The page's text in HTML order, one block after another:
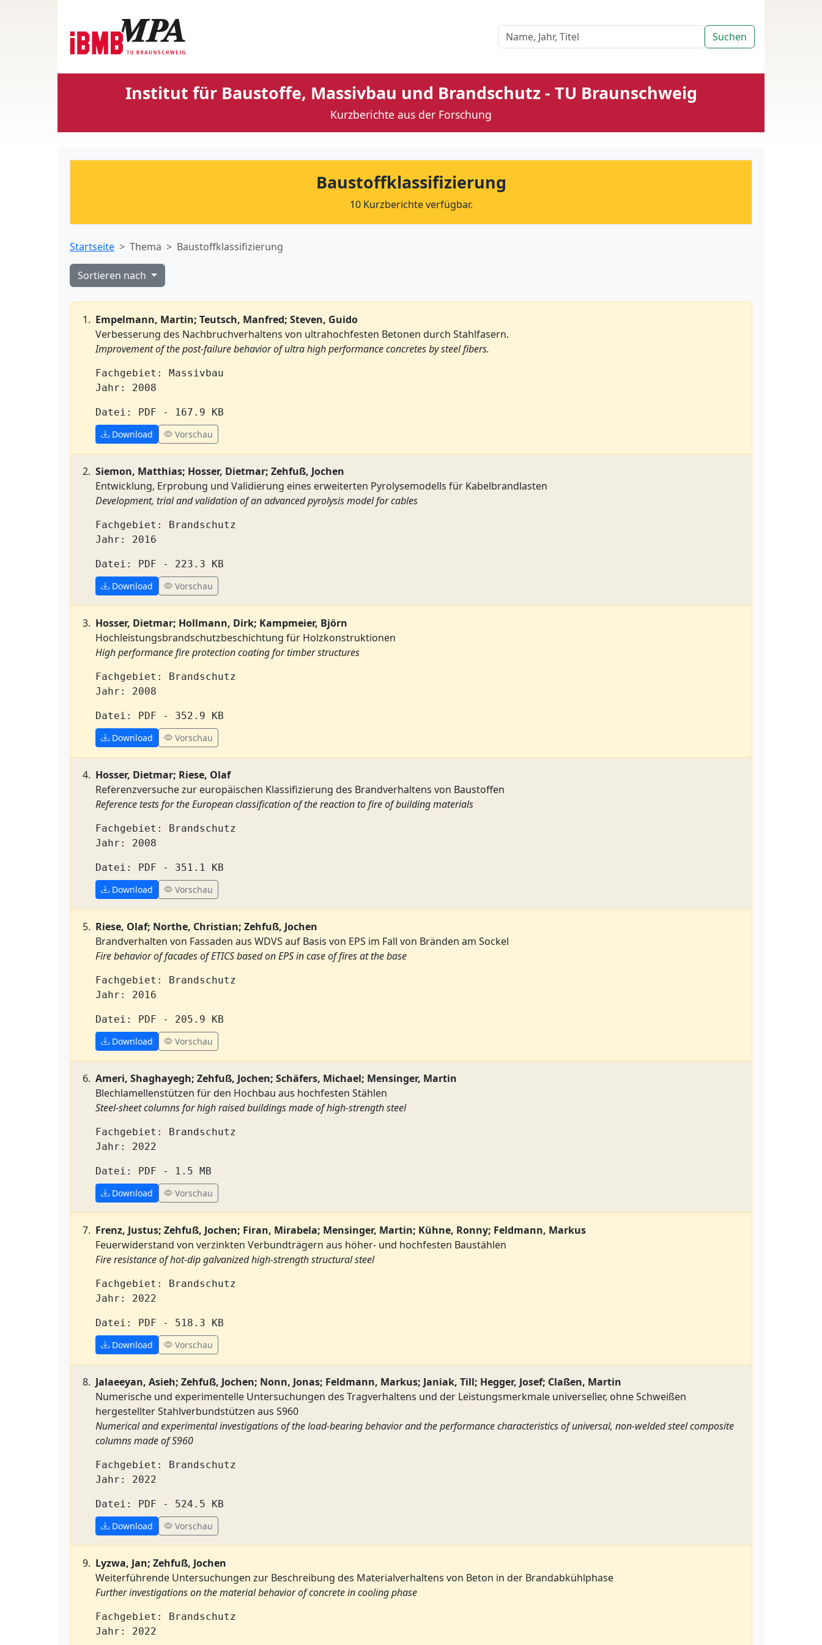
Suchen
Institut für Baustoffe, Massivbau und Brandschutz - TU Braunschweig
Kurzberichte aus der Forschung
Baustoffklassifizierung
10 Kurzberichte verfügbar.
Startseite Thema Baustoffklassifizierung
Sortieren nach
Empelmann, Martin; Teutsch, Manfred; Steven, Guido
Verbesserung des Nachbruchverhaltens von ultrahochfesten Betonen durch Stahlfasern.
Improvement of the post-failure behavior of ultra high performance concretes by steel fibers.
Fachgebiet: Massivbau
Jahr: 2008
Datei: PDF - 167.9 KB
Download
Vorschau
Siemon, Matthias; Hosser, Dietmar; Zehfuß, Jochen
Entwicklung, Erprobung und Validierung eines erweiterten Pyrolysemodells für Kabelbrandlasten
Development, trial and validation of an advanced pyrolysis model for cables
Fachgebiet: Brandschutz
Jahr: 2016
Datei: PDF - 223.3 KB
Download
Vorschau
Hosser, Dietmar; Hollmann, Dirk; Kampmeier, Björn
Hochleistungsbrandschutzbeschichtung für Holzkonstruktionen
High performance fire protection coating for timber structures
Fachgebiet: Brandschutz
Jahr: 2008
Datei: PDF - 352.9 KB
Download
Vorschau
Hosser, Dietmar; Riese, Olaf
Referenzversuche zur europäischen Klassifizierung des Brandverhaltens von Baustoffen
Reference tests for the European classification of the reaction to fire of building materials
Fachgebiet: Brandschutz
Jahr: 2008
Datei: PDF - 351.1 KB
Download
Vorschau
Riese, Olaf; Northe, Christian; Zehfuß, Jochen
Brandverhalten von Fassaden aus WDVS auf Basis von EPS im Fall von Bränden am Sockel
Fire behavior of facades of ETICS based on EPS in case of fires at the base
Fachgebiet: Brandschutz
Jahr: 2016
Datei: PDF - 205.9 KB
Download
Vorschau
Ameri, Shaghayegh; Zehfuß, Jochen; Schäfers, Michael; Mensinger, Martin
Blechlamellenstützen für den Hochbau aus hochfesten Stählen
Steel-sheet columns for high raised buildings made of high-strength steel
Fachgebiet: Brandschutz
Jahr: 2022
Datei: PDF - 1.5 MB
Download
Vorschau
Frenz, Justus; Zehfuß, Jochen; Firan, Mirabela; Mensinger, Martin; Kühne, Ronny; Feldmann, Markus
Feuerwiderstand von verzinkten Verbundträgern aus höher- und hochfesten Baustählen
Fire resistance of hot-dip galvanized high-strength structural steel
Fachgebiet: Brandschutz
Jahr: 2022
Datei: PDF - 518.3 KB
Download
Vorschau
Jalaeeyan, Asieh; Zehfuß, Jochen; Nonn, Jonas; Feldmann, Markus; Janiak, Till; Hegger, Josef; Claßen, Martin
Numerische und experimentelle Untersuchungen des Tragverhaltens und der Leistungsmerkmale universeller, ohne Schweißen
hergestellter Stahlverbundstützen aus S960
Numerical and experimental investigations of the load-bearing behavior and the performance characteristics of universal, non-welded steel composite
columns made of S960
Fachgebiet: Brandschutz
Jahr: 2022
Datei: PDF - 524.5 KB
Download
Vorschau
Lyzwa, Jan; Zehfuß, Jochen
Weiterführende Untersuchungen zur Beschreibung des Materialverhaltens von Beton in der Brandabkühlphase
Further investigations on the material behavior of concrete in cooling phase
Fachgebiet: Brandschutz
Jahr: 2022